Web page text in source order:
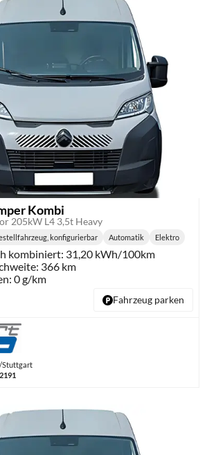
Kombi
205kW L4 3,5t Heavy
konfigurierbar Automatik Elektro
kombiniert: 31,20 kWh/100km
366 km
0 g/km
Fahrzeug parken
Stuttgart